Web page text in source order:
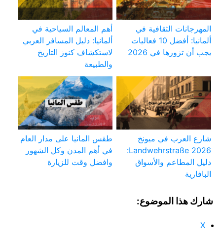
المهرجانات الثقافية في
ألمانيا: أفضل 10 فعاليات
يجب أن تزورها في 2026
أهم المعالم السياحية في
ألمانيا: دليل المسافر العربي
لاستكشاف كنوز التاريخ
والطبيعة
شارع العرب في ميونخ
Landwehrstraße 2026:
دليل المطاعم والأسواق
البافارية
طقس المانيا على مدار العام
في أهم المدن وكل الشهور
وافضل وقت للزيارة
شارك هذا الموضوع:
X